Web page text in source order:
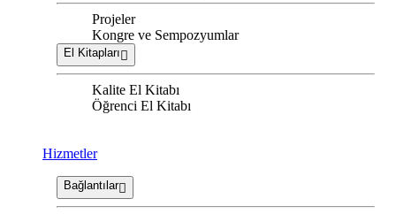
Projeler
Kongre ve Sempozyumlar
El Kitapları
Kalite El Kitabı
Öğrenci El Kitabı
Hizmetler
Bağlantılar